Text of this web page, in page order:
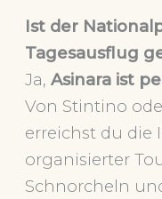
Ist der
Tagesausflug
Ja,Asinara ist
Von Stintino
erreichst du die
organisierter
Schnorcheln